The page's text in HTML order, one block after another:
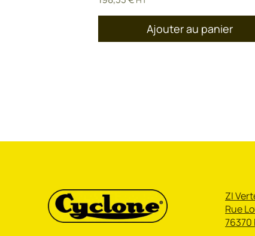
Ajouter au panier
ZI
Rue
76370